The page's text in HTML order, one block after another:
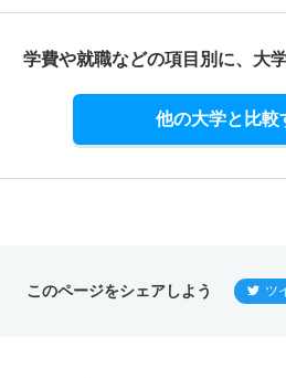
学費や就職などの項目別に、 大
他の大学と比較
このページをシェアしよう ツ